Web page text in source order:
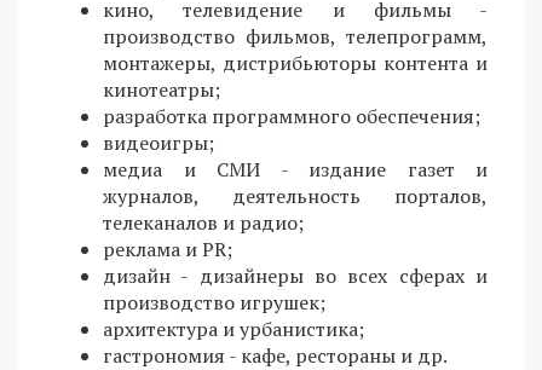
кино, телевидение и фильмы -
производство фильмов, телепрограмм,
монтажеры, дистрибьюторы контента и
кинотеатры;
разработка программного обеспечения;
видеоигры;
медиа и СМИ - издание газет и
журналов, деятельность порталов,
телеканалов и радио;
реклама и PR;
дизайн - дизайнеры во всех сферах и
производство игрушек;
архитектура и урбанистика;
гастрономия - кафе, рестораны и др.